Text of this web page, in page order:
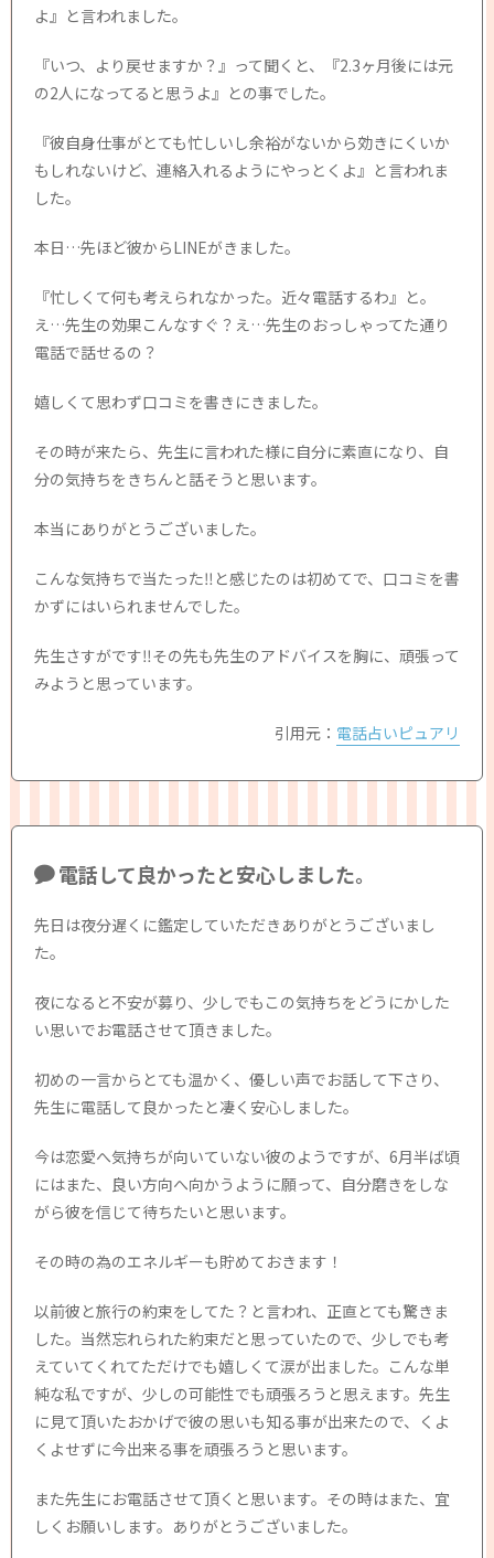
よ』と言われました。
『いつ、より戻せますか？』って聞くと、『2.3ヶ月後には元
の2人になってると思うよ』との事でした。
『彼自身仕事がとても忙しいし余裕がないから効きにくいか
もしれないけど、連絡入れるようにやっとくよ』と言われま
した。
本日…先ほど彼からLINEがきました。
『忙しくて何も考えられなかった。近々電話するわ』と。
え…先生の効果こんなすぐ？え…先生のおっしゃってた通り
電話で話せるの？
嬉しくて思わず口コミを書きにきました。
その時が来たら、先生に言われた様に自分に素直になり、自
分の気持ちをきちんと話そうと思います。
本当にありがとうございました。
こんな気持ちで当たった‼︎と感じたのは初めてで、口コミを書
かずにはいられませんでした。
先生さすがです‼︎その先も先生のアドバイスを胸に、頑張って
みようと思っています。
引用元： 電話占いピュアリ
電話して良かったと安心しました。
先日は夜分遅くに鑑定していただきありがとうございまし
た。
夜になると不安が募り、少しでもこの気持ちをどうにかした
い思いでお電話させて頂きました。
初めの一言からとても温かく、優しい声でお話して下さり、
先生に電話して良かったと凄く安心しました。
今は恋愛へ気持ちが向いていない彼のようですが、6月半ば頃
にはまた、良い方向へ向かうように願って、自分磨きをしな
がら彼を信じて待ちたいと思います。
その時の為のエネルギーも貯めておきます！
以前彼と旅行の約束をしてた？と言われ、正直とても驚きま
した。当然忘れられた約束だと思っていたので、少しでも考
えていてくれてただけでも嬉しくて涙が出ました。こんな単
純な私ですが、少しの可能性でも頑張ろうと思えます。先生
に見て頂いたおかげで彼の思いも知る事が出来たので、くよ
くよせずに今出来る事を頑張ろうと思います。
また先生にお電話させて頂くと思います。その時はまた、宜
しくお願いします。ありがとうございました。